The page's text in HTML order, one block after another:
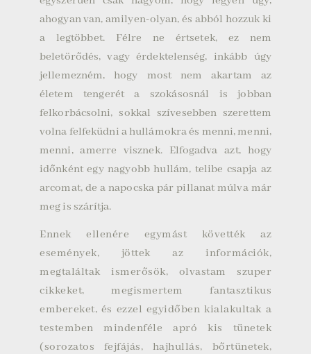
ahogyan van, amilyen-olyan, és abból hozzuk ki
a legtöbbet. Félre ne értsetek, ez nem
beletörődés, vagy érdektelenség, inkább úgy
jellemezném, hogy most nem akartam az
életem tengerét a szokásosnál is jobban
felkorbácsolni, sokkal szívesebben szerettem
volna felfeküdni a hullámokra és menni, menni,
menni, amerre visznek. Elfogadva azt, hogy
időnként egy nagyobb hullám, telibe csapja az
arcomat, de a napocska pár pillanat múlva már
meg is szárítja.
Ennek ellenére egymást követték az
események, jöttek az információk,
megtaláltak ismerősök, olvastam szuper
cikkeket, megismertem fantasztikus
embereket, és ezzel egyidőben kialakultak a
testemben mindenféle apró kis tünetek
(sorozatos fejfájás, hajhullás, bőrtünetek,